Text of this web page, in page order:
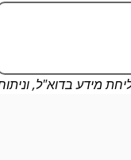
מידע בדוא"ל,